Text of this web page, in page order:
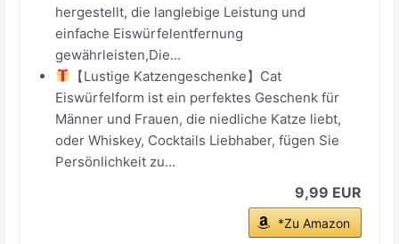
hergestellt, die langlebige Leistung und
einfache Eiswürfelentfernung
gewährleisten,Die...
【Lustige Katzengeschenke】Cat
Eiswürfelform ist ein perfektes Geschenk für
Männer und Frauen, die niedliche Katze liebt,
oder Whiskey, Cocktails Liebhaber, fügen Sie
Persönlichkeit zu...
9,99 EUR
*Zu Amazon